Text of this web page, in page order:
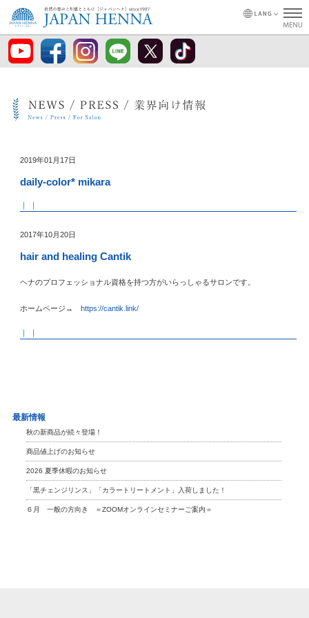
2019年01月17日
daily-color* mikara
｜ ｜
2017年10月20日
hair and healing Cantik
ヘナのプロフェッショナル資格を持つ方がいらっしゃるサロンです。
ホームページ→ https://cantik.link/
｜ ｜
最新情報
秋の新商品が続々登場！
商品値上げのお知らせ
2026 夏季休暇のお知らせ
「黒チェンジリンス」「カラートリートメント」入荷しました！
６月 一般の方向き ＝ZOOMオンラインセミナーご案内＝